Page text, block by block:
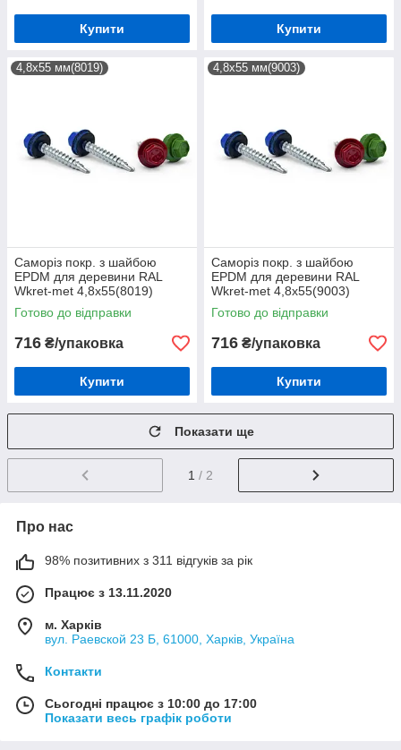
Купити Купити
4,8х55 мм(8019)
Саморіз покр. з шайбою
EPDM для деревини RAL
Wkret-met 4,8х55(8019)
(200шт)
Готово до відправки
716 ₴/упаковка
Купити
4,8х55 мм(9003)
Саморіз покр. з шайбою
EPDM для деревини RAL
Wkret-met 4,8х55(9003)
(200шт)
Готово до відправки
716 ₴/упаковка
Купити
Показати ще
1 / 2
Про нас
98% позитивних з 311 відгуків за рік
Працює з 13.11.2020
м. Харків
вул. Раевской 23 Б, 61000, Харків, Україна
Контакти
Сьогодні працює з 10:00 до 17:00
Показати весь графік роботи